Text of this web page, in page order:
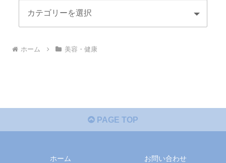
ホーム 美容・健康
PAGE TOP
ホーム お問い合わせ